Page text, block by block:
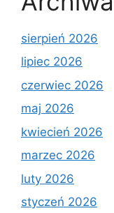
sierpień 2026
lipiec 2026
czerwiec 2026
maj 2026
kwiecień 2026
marzec 2026
luty 2026
styczeń 2026